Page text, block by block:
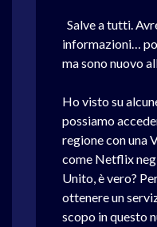
Salve a tutti.
informazioni…
ma sono nuovo
Ho visto su
possiamo
regione con una
come Netflix
Unito, è vero?
ottenere un
scopo in questo